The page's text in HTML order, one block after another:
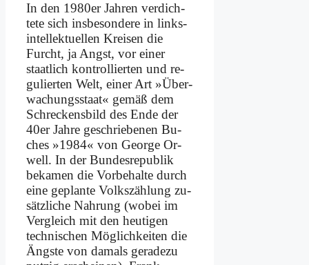
In den 1980er Jah­ren ver­dich­
te­te sich ins­be­son­de­re in links­
in­tel­lek­tu­el­len Krei­sen die
Furcht, ja Angst, vor ei­ner
staat­lich kon­trol­lier­ten und re­
gu­lier­ten Welt, ei­ner Art »Über­
wa­chungs­staat« ge­mäß dem
Schreckens­bild des En­de der
40er Jah­re ge­schrie­be­nen Bu­
ches »1984« von Ge­or­ge Or­
well. In der Bun­des­re­pu­blik
be­ka­men die Vor­be­hal­te durch
ei­ne ge­plan­te Volks­zäh­lung zu­
sätz­li­che Nah­rung (wo­bei im
Ver­gleich mit den heu­ti­gen
tech­ni­schen Mög­lich­kei­ten die
Äng­ste von da­mals ge­ra­de­zu